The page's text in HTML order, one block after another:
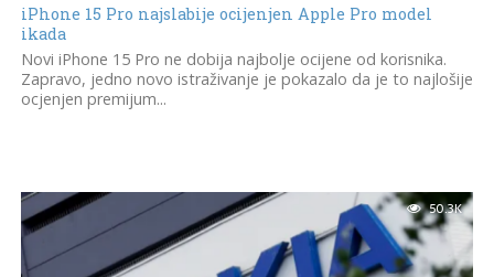
iPhone 15 Pro najslabije ocijenjen Apple Pro model
ikada
Novi iPhone 15 Pro ne dobija najbolje ocijene od korisnika.
Zapravo, jedno novo istraživanje je pokazalo da je to najlošije
ocjenjen premijum...
50.3K